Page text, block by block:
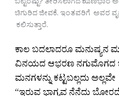
ಬಿಟ್ಟರೆಷ್ಟು? ತೀರಿಸಲಾಗದ ಋಣಭಾರ
ಚಿಗುರಿದ ಜೀವಕೆ. ಇಂತವರಿಗೆ ಅವರ
ಕಲಿಸುತ್ತಾರೆ.
ಕಾಲ ಬದಲಾದರೂ ಮನುಷ್ಯನ
ವಿನಯದ ಆಭರಣ ನಗುಮೊಗದ
ಮನಗಳನ್ನು ಕಟ್ಟಬಲ್ಲದು ಅಲ್ಲವೇ